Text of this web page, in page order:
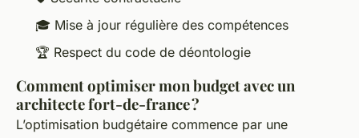
🎓 Mise à jour régulière des compétences
🏆 Respect du code de déontologie
Comment optimiser mon budget avec un
architecte fort-de-france ?
L’optimisation budgétaire commence par une